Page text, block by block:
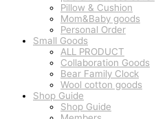
Pillow & Cushion
Mom&Baby goods
Personal Order
Small Goods
ALL PRODUCT
Collaboration Goods
Bear Family Clock
Wool cotton goods
Shop Guide
Shop Guide